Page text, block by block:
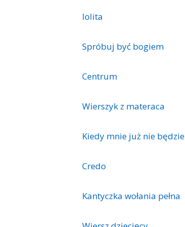
lolita
Spróbuj być bogiem
Centrum
Wierszyk z materaca
Kiedy mnie już nie będzie
Credo
Kantyczka wołania pełna